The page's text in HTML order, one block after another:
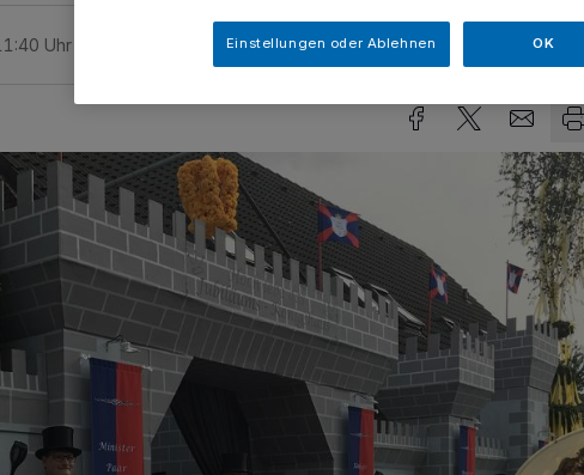
Uhr 2 Minuten LesezeitEinstellungen oder Ablehnen OK